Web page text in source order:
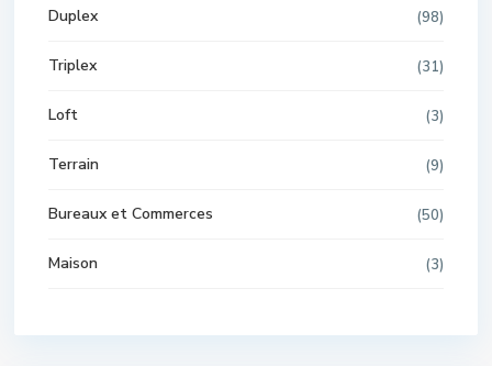
Duplex (98)
Triplex (31)
Loft (3)
Terrain (9)
Bureaux et Commerces (50)
Maison (3)